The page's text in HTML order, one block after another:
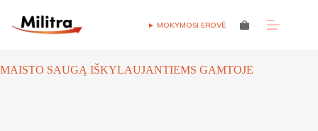
content
► MOKYMOSI ERDVĖ
Shopping
MAISTO SAUGĄ IŠKYLAUJANTIEMS GAMTOJE